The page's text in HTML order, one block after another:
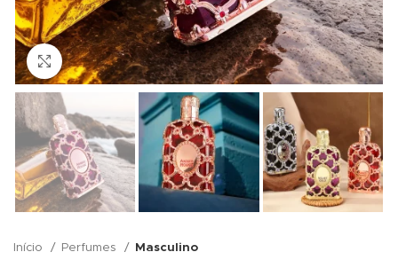
Click to enlarge
Início Perfumes Masculino